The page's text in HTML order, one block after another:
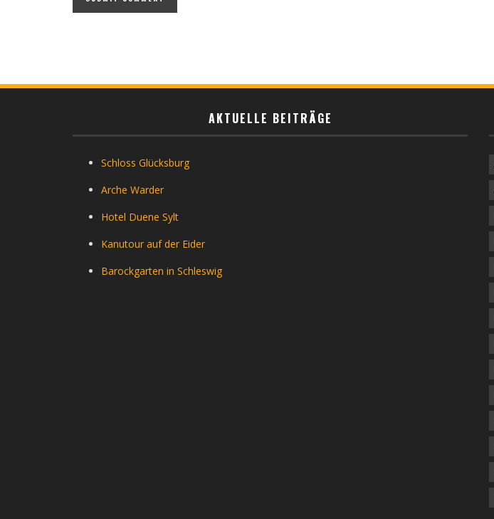
AKTUELLE BEITRÄGE
Schloss Glücksburg
Arche Warder
Hotel Duene Sylt
Kanutour auf der Eider
Barockgarten in Schleswig